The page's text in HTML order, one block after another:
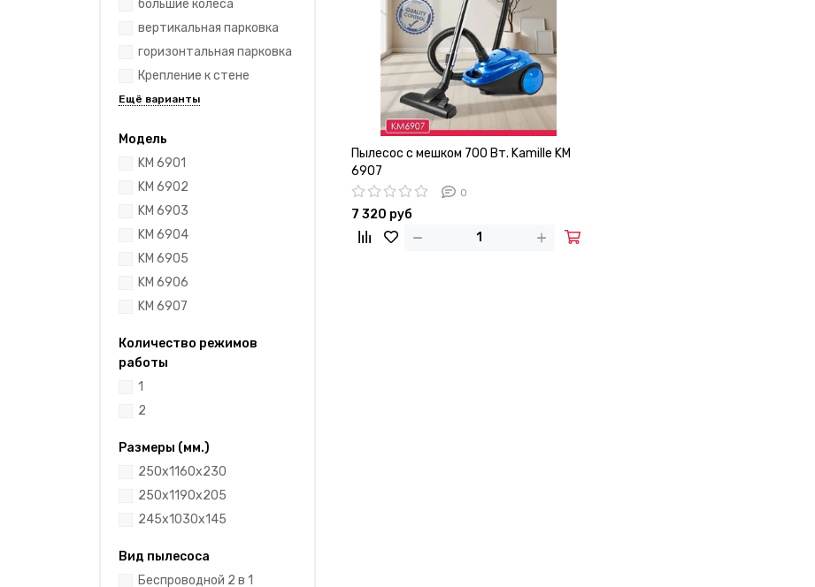
большие колеса
вертикальная парковка
горизонтальная парковка
Крепление к стене
Модель
KM 6901
KM 6902
KM 6903
KM 6904
KM 6905
KM 6906
KM 6907
Количество режимов
работы
1
2
Размеры (мм.)
250х1160х230
250х1190х205
245х1030х145
Вид пылесоса
Беспроводной 2 в 1
Пылесос с мешком 700 Вт. Kamille KM
6907
0
7 320 руб